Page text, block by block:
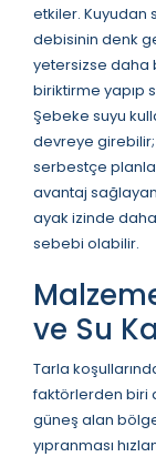
etkiler. Kuyudan
debisinin denk
yetersizse daha
biriktirme yapıp
Şebeke suyu
devreye
serbestçe
avantaj sağlayan
ayak izinde
sebebi olabilir.
ve Su
Tarla
faktörlerden biri
güneş alan
yıpranması